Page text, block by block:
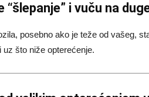
“šlepanje” i vuču na
posebno ako je teže od vašeg,
što niže opterećenje.